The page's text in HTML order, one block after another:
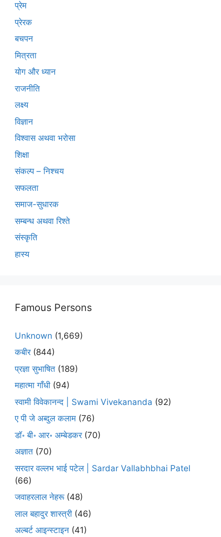
प्रेम
प्रेरक
बचपन
मित्रता
योग और ध्यान
राजनीति
लक्ष्य
विज्ञान
विश्वास अथवा भरोसा
शिक्षा
संकल्प – निश्चय
सफलता
समाज-सुधारक
सम्बन्ध अथवा रिश्ते
संस्कृति
हास्य
Famous Persons
Unknown (1,669)
कबीर(844)
प्रज्ञा सुभाषित (189)
महात्मा गाँधी (94)
स्वामी विवेकानन्द | Swami Vivekananda (92)
ए पी जे अब्दुल कलाम (76)
डॉ॰ बी॰ आर॰ अम्बेडकर(70)
अज्ञात (70)
सरदार वल्लभ भाई पटेल | Sardar Vallabhbhai Patel
(66)
जवाहरलाल नेहरू(48)
लाल बहादुर शास्त्री (46)
अल्बर्ट आइन्स्टाइन (41)